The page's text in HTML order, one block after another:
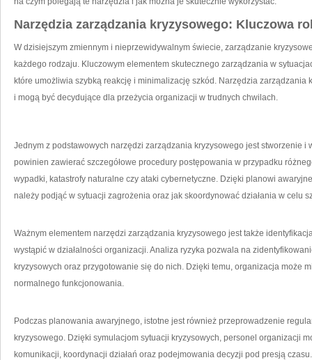
Narzędzia‍ zarządzania kryzysowego: Kluczowa
W dzisiejszym zmiennym i nieprzewidywalnym świecie, zarządzanie
każdego rodzaju. Kluczowym elementem skutecznego zarządzania w
które umożliwia szybką ⁤reakcję ‍i minimalizację szkód. Narzędzia
i⁢ mogą być decydujące dla przeżycia organizacji w trudnych chwilach.
Jednym z podstawowych narzędzi zarządzania kryzysowego jest‌ stworzenie i
powinien ‍zawierać szczegółowe procedury postępowania w przypadku
wypadki, katastrofy naturalne czy ataki cybernetyczne. Dzięki planowi
należy podjąć w sytuacji zagrożenia oraz jak skoordynować działania w celu
Ważnym elementem narzędzi zarządzania kryzysowego jest także
wystąpić w działalności⁢ organizacji. Analiza ryzyka pozwala na⁣
⁣kryzysowych ​oraz przygotowanie się do nich. Dzięki temu, organizacja może
normalnego‍ funkcjonowania.
Podczas planowania awaryjnego, istotne jest również przeprowadzenie
kryzysowego. Dzięki symulacjom sytuacji kryzysowych, ⁢personel organizacji
komunikacji, koordynacji ‍działań oraz podejmowania decyzji pod presją